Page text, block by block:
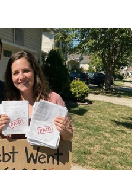
bắc
#Không khí lạnh
#Rét đậm #Mưa dông